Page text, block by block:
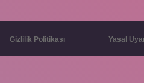
Gizlilik Politikası Yasal